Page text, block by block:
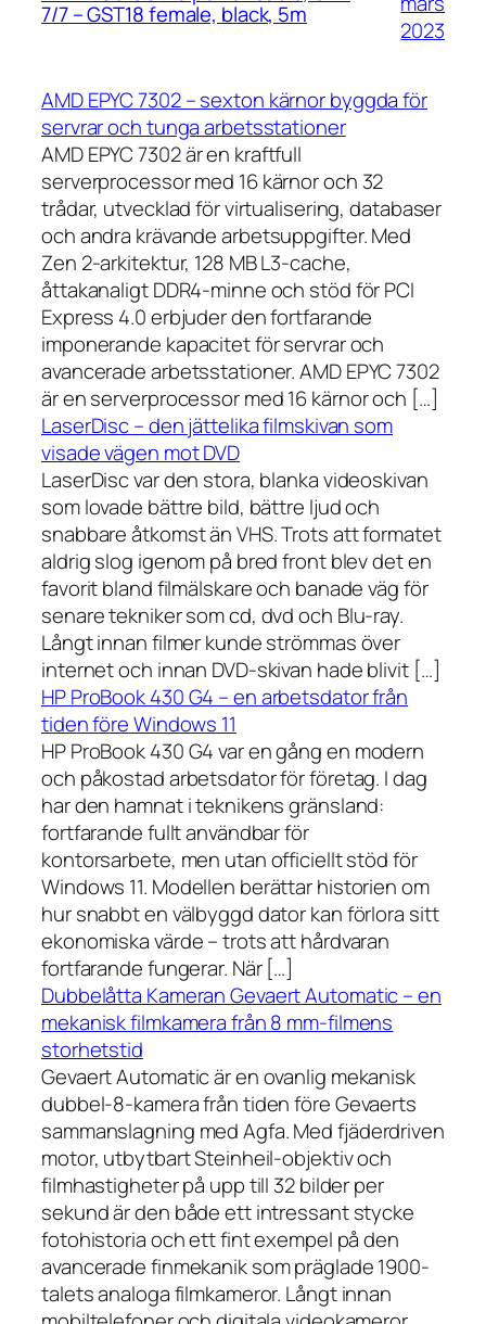
7/7 – GST18 female, black, 5m
2023
AMD EPYC 7302 – sexton kärnor byggda för
servrar och tunga arbetsstationer
AMD EPYC 7302 är en kraftfull
serverprocessor med 16 kärnor och 32
trådar, utvecklad för virtualisering, databaser
och andra krävande arbetsuppgifter. Med
Zen 2-arkitektur, 128 MB L3-cache,
åttakanaligt DDR4-minne och stöd för PCI
Express 4.0 erbjuder den fortfarande
imponerande kapacitet för servrar och
avancerade arbetsstationer. AMD EPYC 7302
är en serverprocessor med 16 kärnor och […]
LaserDisc – den jättelika filmskivan som
visade vägen mot DVD
LaserDisc var den stora, blanka videoskivan
som lovade bättre bild, bättre ljud och
snabbare åtkomst än VHS. Trots att formatet
aldrig slog igenom på bred front blev det en
favorit bland filmälskare och banade väg för
senare tekniker som cd, dvd och Blu-ray.
Långt innan filmer kunde strömmas över
internet och innan DVD-skivan hade blivit […]
HP ProBook 430 G4 – en arbetsdator från
tiden före Windows 11
HP ProBook 430 G4 var en gång en modern
och påkostad arbetsdator för företag. I dag
har den hamnat i teknikens gränsland:
fortfarande fullt användbar för
kontorsarbete, men utan officiellt stöd för
Windows 11. Modellen berättar historien om
hur snabbt en välbyggd dator kan förlora sitt
ekonomiska värde – trots att hårdvaran
fortfarande fungerar. När […]
Dubbelåtta Kameran Gevaert Automatic – en
mekanisk filmkamera från 8 mm-filmens
storhetstid
Gevaert Automatic är en ovanlig mekanisk
dubbel-8-kamera från tiden före Gevaerts
sammanslagning med Agfa. Med fjäderdriven
motor, utbytbart Steinheil-objektiv och
filmhastigheter på upp till 32 bilder per
sekund är den både ett intressant stycke
fotohistoria och ett fint exempel på den
avancerade finmekanik som präglade 1900-
talets analoga filmkameror. Långt innan